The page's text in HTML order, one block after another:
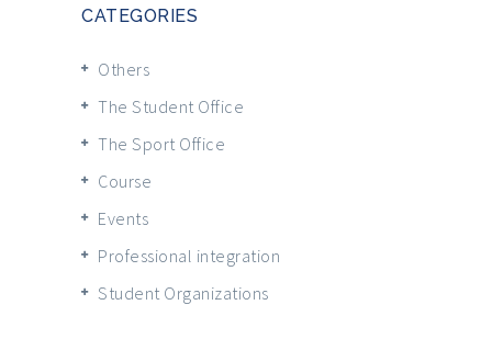
CATEGORIES
Others
The Student Office
The Sport Office
Course
Events
Professional integration
Student Organizations